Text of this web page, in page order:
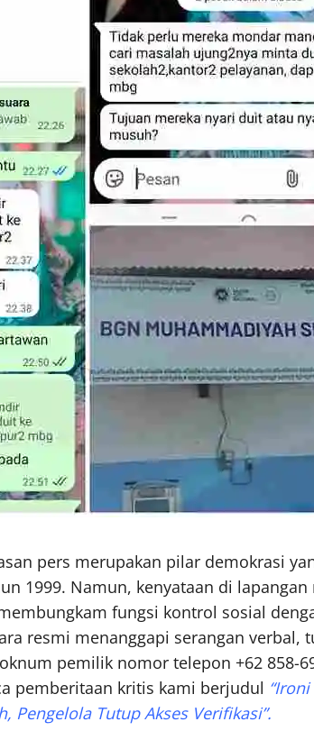
pers merupakan pilar demokrasi
1999. Namun, kenyataan di
fungsi kontrol sosial
resmi menanggapi serangan verbal,
pemilik nomor telepon +62 858-
pemberitaan kritis kami berjudul
Pengelola Tutup Akses Verifikasi”.